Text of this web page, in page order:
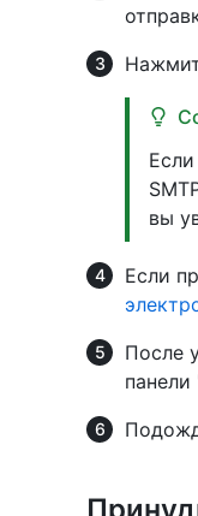
вы
Если
После